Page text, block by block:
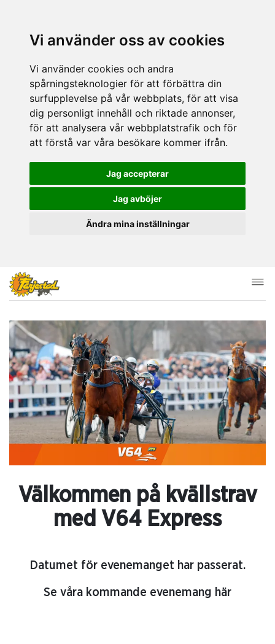
Vi använder oss av cookies
Vi använder cookies och andra
spårningsteknologier för att förbättra din
surfupplevelse på vår webbplats, för att visa
dig personligt innehåll och riktade annonser,
för att analysera vår webbplatstrafik och för
att förstå var våra besökare kommer ifrån.
Jag accepterar
Jag avböjer
Ändra mina inställningar
Välkommen på kvällstrav
med V64 Express
Datumet för evenemanget har passerat.
Se våra kommande evenemang här